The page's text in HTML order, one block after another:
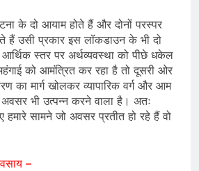
के दो आयाम होते हैं और दोनों परस्पर
हैं उसी प्रकार इस लॉकडाउन के भी दो
स्तर पर अर्थव्यवस्था को पीछे धकेल
को आमंत्रित कर रहा है तो दूसरी ओर
का मार्ग खोलकर व्यापारिक वर्ग और आम
भी उत्पन्न करने वाला है। अतः
सामने जो अवसर प्रतीत हो रहे हैं वो
–